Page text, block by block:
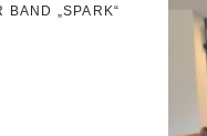
BAND „SPARK“